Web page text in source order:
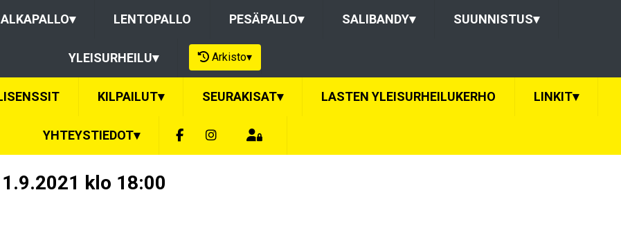
▾ LENTOPALLO PESÄPALLO▾ SALIBANDY▾ SUUNNISTUS▾
YLEISURHEILU▾ Arkisto▾
KILPAILUT▾ SEURAKISAT▾ LASTEN YLEISURHEILUKERHO LINKIT▾
YHTEYSTIEDOT▾
klo 18:00